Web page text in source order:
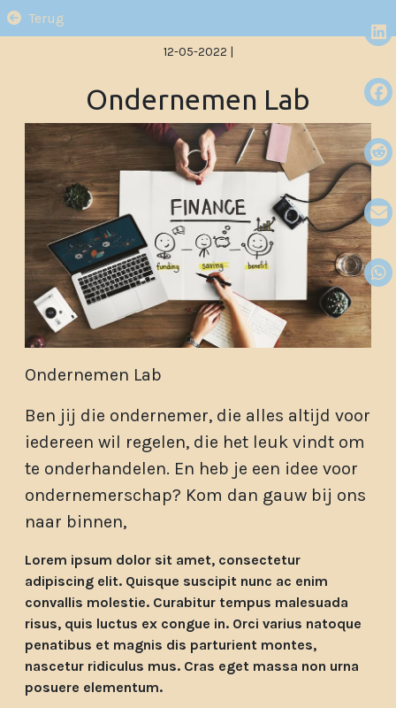
Terug
12-05-2022 |
Ondernemen Lab
Ondernemen Lab
Ben jij die ondernemer, die alles altijd voor
iedereen wil regelen, die het leuk vindt om
te onderhandelen. En heb je een idee voor
ondernemerschap? Kom dan gauw bij ons
naar binnen,
Lorem ipsum dolor sit amet, consectetur
adipiscing elit. Quisque suscipit nunc ac enim
convallis molestie. Curabitur tempus malesuada
risus, quis luctus ex congue in. Orci varius natoque
penatibus et magnis dis parturient montes,
nascetur ridiculus mus. Cras eget massa non urna
posuere elementum.